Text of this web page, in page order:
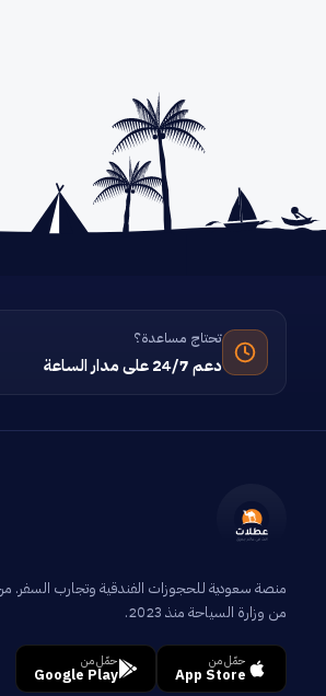
تحتاج مساعدة؟
دعم 24/7 على مدار الساعة
منصة سعودية للحجوزات الفندقية وتجارب السفر.
من وزارة السياحة منذ 2023.
حمّل من
App Store
حمّل من
Google Play